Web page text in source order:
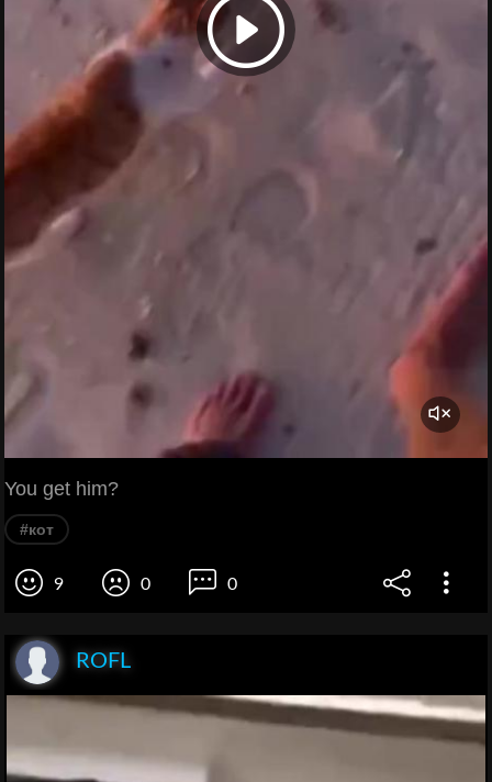
You get him?
#кот
9 0 0
ROFL